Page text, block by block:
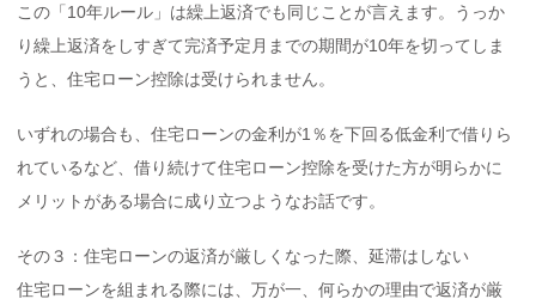
この「10年ルール」は繰上返済でも同じことが言えます。うっか
り繰上返済をしすぎて完済予定月までの期間が10年を切ってしま
うと、住宅ローン控除は受けられません。
いずれの場合も、住宅ローンの金利が1％を下回る低金利で借りら
れているなど、借り続けて住宅ローン控除を受けた方が明らかに
メリットがある場合に成り立つようなお話です。
その３：住宅ローンの返済が厳しくなった際、延滞はしない
住宅ローンを組まれる際には、万が一、何らかの理由で返済が厳